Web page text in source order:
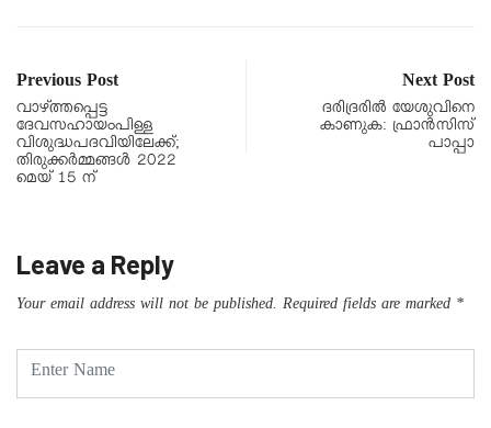
Previous Post
വാഴ്ത്തപ്പെട്ട
ദേവസഹായംപിള്ള
വിശുദ്ധപദവിയിലേക്ക്;
തിരുക്കർമ്മങ്ങൾ 2022
മെയ് 15 ന്
Next Post
ദരിദ്രരിൽ യേശുവിനെ
കാണുക: ഫ്രാൻസിസ്
പാപ്പാ
Leave a Reply
Your email address will not be published. Required fields are marked *